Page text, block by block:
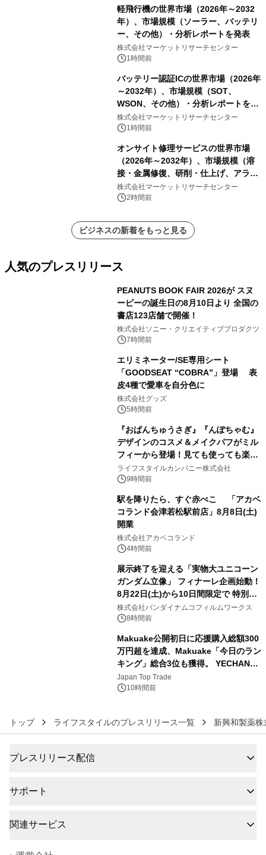
軽飛行機の世界市場（2026年～2032
年）、市場規模（ソーラー、バッテリ
ー、その他）・分析レポートを発表
株式会社マーケットリサーチセンター
1時間前
バッテリー認証ICの世界市場（2026年
～2032年）、市場規模（SOT、
WSON、その他）・分析レポートを発
表
株式会社マーケットリサーチセンター
1時間前
オンサイト修理サービスの世界市場
（2026年～2032年）、市場規模（溶
接・金属修復、研削・仕上げ、アライ
メント、その他）・分析レポートを発
表
株式会社マーケットリサーチセンター
2時間前
ビジネスの新着をもっと見る
人気のプレスリリース
PEANUTS BOOK FAIR 2026が スヌ
ーピーの誕生日の8月10日より 全国の
書店123店舗で開催！
株式会社ソニー・クリエイティブプロダクツ
7時間前
エリミネーター/SE専用シート
「GOODSEAT “COBRA”」登場 表
皮4種で愛車を自分色に
株式会社グッズ
5時間前
『おぱんちゅうさぎ』『んぽちゃむ』
デザインのコスメ＆メイクパフがミル
フィーから登場！見ても使っても楽し
い、ポップでキュートなコレクショ
ン。
ライフスタイルカンパニー株式会社
9時間前
駅を降りたら、すぐ赤べこ 「アカベ
コランド会津若松駅前店」8月8日(土)
開業
株式会社アカベコランド
4時間前
展示終了を迎える「実物大ユニコーン
ガンダム立像」 フィナーレ企画始動！
8月22日(土)から10日間限定で 特別映
像『UNICORN GUNDAM Statue ―
BEYOND POSSIBILITY ―』を上映！
株式会社バンダイナムコフィルムワークス
8時間前
Makuake公開初日に応援購入総額300
万円超を達成、Makuake「今日のラン
キング」総合3位も獲得。 YECHAN音
浴シンギングボウル第2弾の大型サイ
ズ（XL・2XL・3XL）を先行販売中
Japan Top Trade
10時間前
トップ ライフスタイルのプレスリリース一覧 新興和製薬株
プレスリリース配信
サポート
関連サービス